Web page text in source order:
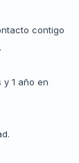
contigo
1 año en